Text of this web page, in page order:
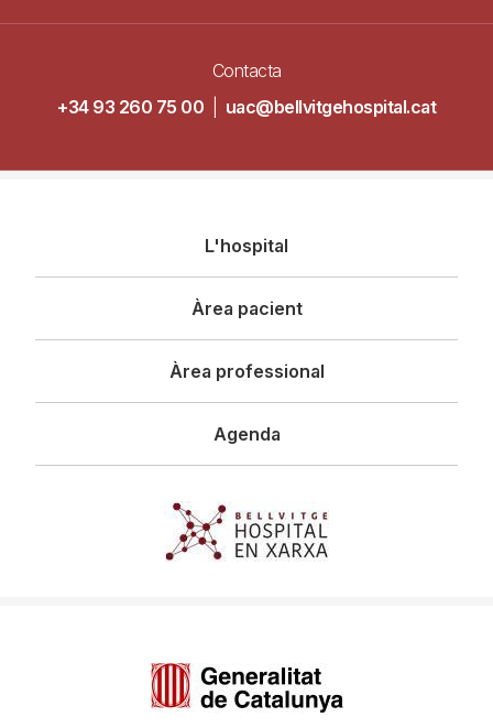
Contacta
+34 93 260 75 00
uac@bellvitgehospital.cat
principal
L'hospital
Àrea pacient
Àrea professional
Agenda